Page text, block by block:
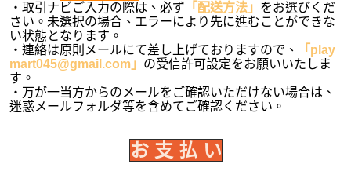
・取引ナビご入力の際は、必ず 「配送方法」 をお選びくだ
さい。未選択の場合、エラーにより先に進むことができな
い状態となります。
・連絡は原則メールにて差し上げておりますので、
「play
mart045@gmail.com」 の受信許可設定をお願いいたしま
す。
・万が一当方からのメールをご確認いただけない場合は、
迷惑メールフォルダ等を含めてご確認ください。
お 支 払 い